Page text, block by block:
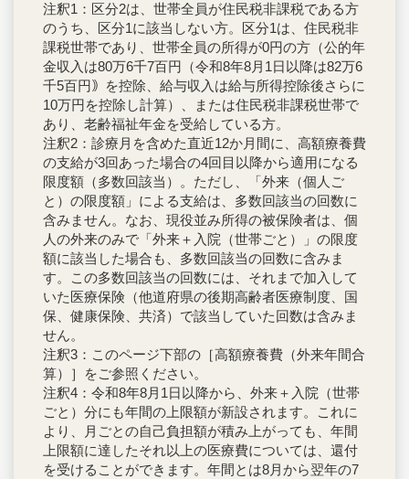
注釈1：区分2は、世帯全員が住民税非課税である方
のうち、区分1に該当しない方。区分1は、住民税非
課税世帯であり、世帯全員の所得が0円の方（公的年
金収入は80万6千7百円（令和8年8月1日以降は82万6
千5百円｠を控除、給与収入は給与所得控除後さらに
10万円を控除し計算）、または住民税非課税世帯で
あり、老齢福祉年金を受給している方。
注釈2：診療月を含めた直近12か月間に、高額療養費
の支給が3回あった場合の4回目以降から適用になる
限度額（多数回該当）。ただし、「外来（個人ご
と）の限度額」による支給は、多数回該当の回数に
含みません。なお、現役並み所得の被保険者は、個
人の外来のみで「外来＋入院（世帯ごと）」の限度
額に該当した場合も、多数回該当の回数に含みま
す。この多数回該当の回数には、それまで加入して
いた医療保険（他道府県の後期高齢者医療制度、国
保、健康保険、共済）で該当していた回数は含みま
せん。
注釈3：このページ下部の［高額療養費（外来年間合
算）］をご参照ください。
注釈4：令和8年8月1日以降から、外来＋入院（世帯
ごと）分にも年間の上限額が新設されます。これに
より、月ごとの自己負担額が積み上がっても、年間
上限額に達したそれ以上の医療費については、還付
を受けることができます。年間とは8月から翌年の7